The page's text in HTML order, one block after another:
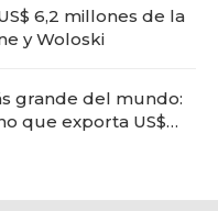
6,2 millones de la
y Woloski
grande del mundo:
que exporta US$